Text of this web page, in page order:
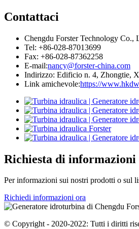
Contattaci
Chengdu Forster Technology Co.,
Tel: +86-028-87013699
Fax: +86-028-87362258
E-mail:nancy@forster-china.com
Indirizzo: Edificio n. 4, Zhongtie,
Link amichevole:https://
Richiesta di informazioni
Per informazioni sui nostri prodotti o sul
Richiedi informazioni ora
© Copyright - 2020-2022: Tutti i diritti